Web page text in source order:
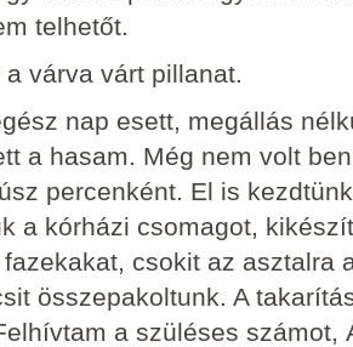
telhetőt.
várva várt pillanat.
nap esett, megállás
a hasam. Még nem volt
percenként. El is
a kórházi csomagot,
csokit az asztalra
összepakoltunk. A
a szüléses számot,